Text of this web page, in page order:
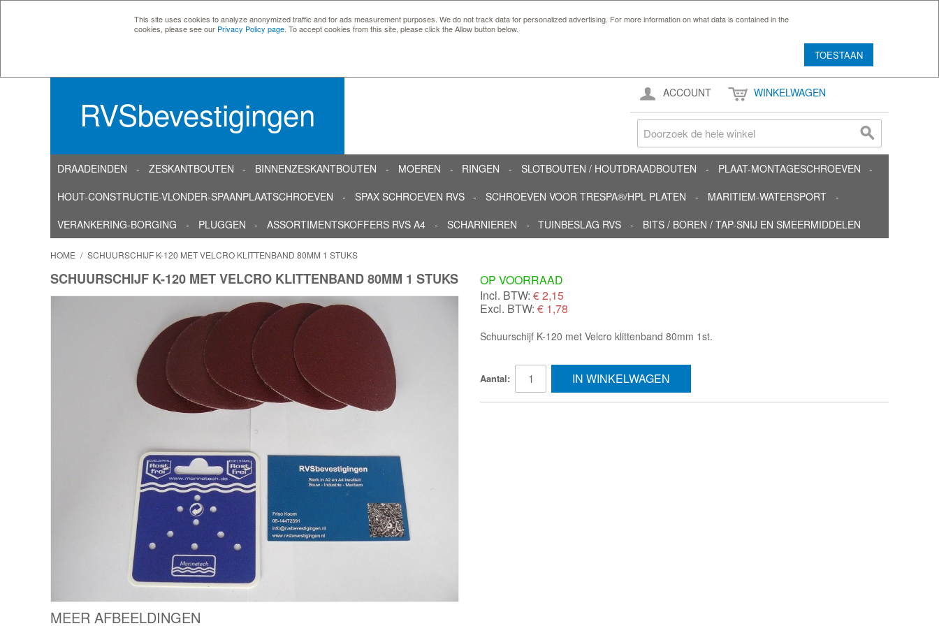
This site uses cookies to analyze anonymized traffic and for ads measurement purposes. We do not track data for personalized advertising. For more information on what data is contained in the
cookies, please see our Privacy Policy page . To accept cookies from this site, please click the Allow button below.
TOESTAAN
RVSbevestigingen
ACCOUNT WINKELWAGEN
DRAADEINDEN ZESKANTBOUTEN BINNENZESKANTBOUTEN MOEREN RINGEN SLOTBOUTEN / HOUTDRAADBOUTEN
PLAAT-MONTAGESCHROEVEN
HOUT-CONSTRUCTIE-VLONDER-SPAANPLAATSCHROEVEN
SPAX SCHROEVEN RVS SCHROEVEN VOOR TRESPA®/HPL PLATEN
MARITIEM-WATERSPORT
VERANKERING-BORGING
PLUGGEN ASSORTIMENTSKOFFERS RVS A4 SCHARNIEREN TUINBESLAG RVS BITS / BOREN / TAP-SNIJ EN SMEERMIDDELEN
HOME / SCHUURSCHIJF K-120 MET VELCRO KLITTENBAND 80MM 1 STUKS
SCHUURSCHIJF K-120 MET VELCRO KLITTENBAND 80MM 1 STUKS
MEER AFBEELDINGEN
OP VOORRAAD
Incl. BTW: €2,15
Excl. BTW: € 1,78
Schuurschijf K-120 met Velcro klittenband 80mm 1st.
Aantal: IN WINKELWAGEN